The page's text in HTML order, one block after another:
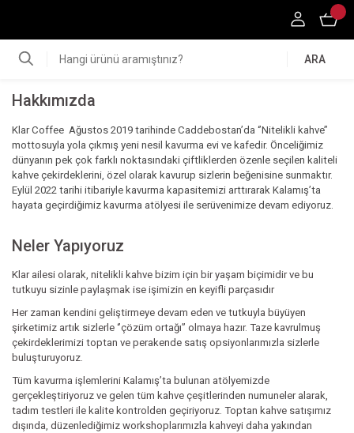
ARA
Hakkımızda
Klar Coffee Ağustos 2019 tarihinde Caddebostan’da ‘’Nitelikli kahve’’
mottosuyla yola çıkmış yeni nesil kavurma evi ve kafedir. Önceliğimiz
dünyanın pek çok farklı noktasındaki çiftliklerden özenle seçilen kaliteli
kahve çekirdeklerini, özel olarak kavurup sizlerin beğenisine sunmaktır.
Eylül 2022 tarihi itibariyle kavurma kapasitemizi arttırarak Kalamış’ta
hayata geçirdiğimiz kavurma atölyesi ile serüvenimize devam ediyoruz.
Neler Yapıyoruz
Klar ailesi olarak, nitelikli kahve bizim için bir yaşam biçimidir ve bu
tutkuyu sizinle paylaşmak ise işimizin en keyifli parçasıdır
Her zaman kendini geliştirmeye devam eden ve tutkuyla büyüyen
şirketimiz artık sizlerle ‘’çözüm ortağı’’ olmaya hazır. Taze kavrulmuş
çekirdeklerimizi toptan ve perakende satış opsiyonlarımızla sizlerle
buluşturuyoruz.
Tüm kavurma işlemlerini Kalamış’ta bulunan atölyemizde
gerçekleştiriyoruz ve gelen tüm kahve çeşitlerinden numuneler alarak,
tadım testleri ile kalite kontrolden geçiriyoruz. Toptan kahve satışımız
dışında, düzenlediğimiz workshoplarımızla kahveyi daha yakından